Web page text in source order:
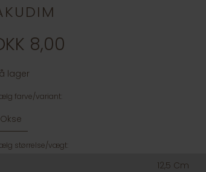
8,00
lager
farve/variant:
Okse
størrelse/vægt:
12,5 Cm